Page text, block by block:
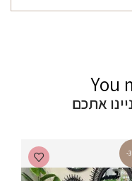
You
אתכם
-